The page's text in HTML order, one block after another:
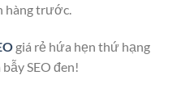
hàng trước.
giá rẻ hứa hẹn thứ hạng
SEO đen!